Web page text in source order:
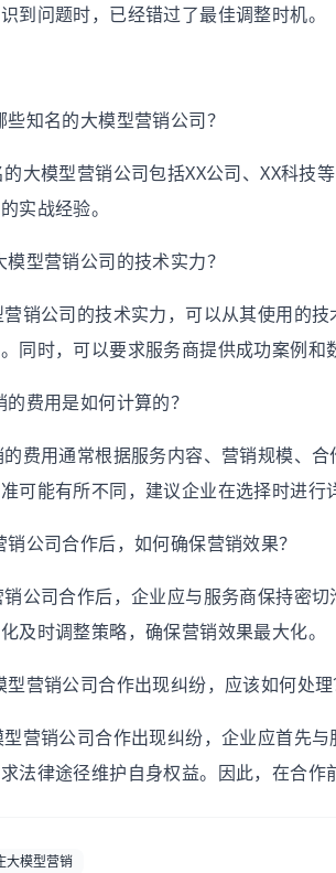
到问题时，已经错过了最佳调整时机。
知名的大模型营销公司？
大模型营销公司包括XX公司、XX科技
实战经验。
型营销公司的技术实力？
销公司的技术实力，可以从其使用的
同时，可以要求服务商提供成功案例和
费用是如何计算的？
费用通常根据服务内容、营销规模、
可能有所不同，建议企业在选择时进行
公司合作后，如何确保营销效果？
公司合作后，企业应与服务商保持密
及时调整策略，确保营销效果最大化。
营销公司合作出现纠纷，应该如何处理
营销公司合作出现纠纷，企业应首先
法律途径维护自身权益。因此，在合作
大模型营销